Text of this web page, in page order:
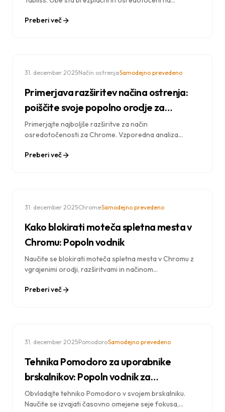
Ugotovite, katera je najboljša za vas.
Preberi več
31. december 2025·Način ostrenja·Samodejno prevedeno
Primerjava razširitev načina ostrenja:
poiščite svoje popolno orodje za
produktivnost
Primerjajte najboljše razširitve za način
osredotočenosti za Chrome. Vzporedna analiza
motenj.
Preberi več
31. december 2025·Chrome·Samodejno prevedeno
Kako blokirati moteča spletna mesta v
Chromu: Popoln vodnik
Naučite se blokirati moteča spletna mesta v Chromu z
vgrajenimi orodji, razširitvami in načinom
digitalnih motenj.
Preberi več
31. december 2025·Pomodoro·Samodejno prevedeno
Tehnika Pomodoro za uporabnike
brskalnikov: Popoln vodnik za
implementacijo
Obvladajte tehniko Pomodoro v svojem brskalniku.
Naučite se izvajati časovno omejene seje fokusa,